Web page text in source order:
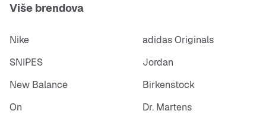
Više brendova
Nike
adidas Originals
SNIPES
Jordan
New Balance
Birkenstock
On
Dr. Martens